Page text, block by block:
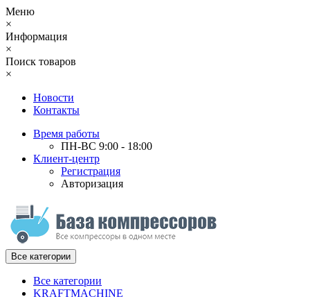
Меню
×
Информация
×
Поиск товаров
×
Новости
Контакты
Время работы
ПН-ВС 9:00 - 18:00
Клиент-центр
Регистрация
Авторизация
Все категории
Все категории
KRAFTMACHINE